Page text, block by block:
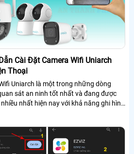
Cài Đặt Camera Wifi Uniarch
Thoại
Uniarch là một trong những dòng
sát an ninh tốt nhất và đang được
nhất hiện nay với khả năng ghi hình